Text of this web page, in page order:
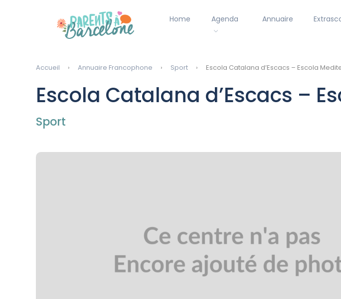
Home Agenda Annuaire
Accueil Annuaire Francophone Sport Escola Catalana d’Escacs – Escola
Escola Catalana d’Escacs –
Sport